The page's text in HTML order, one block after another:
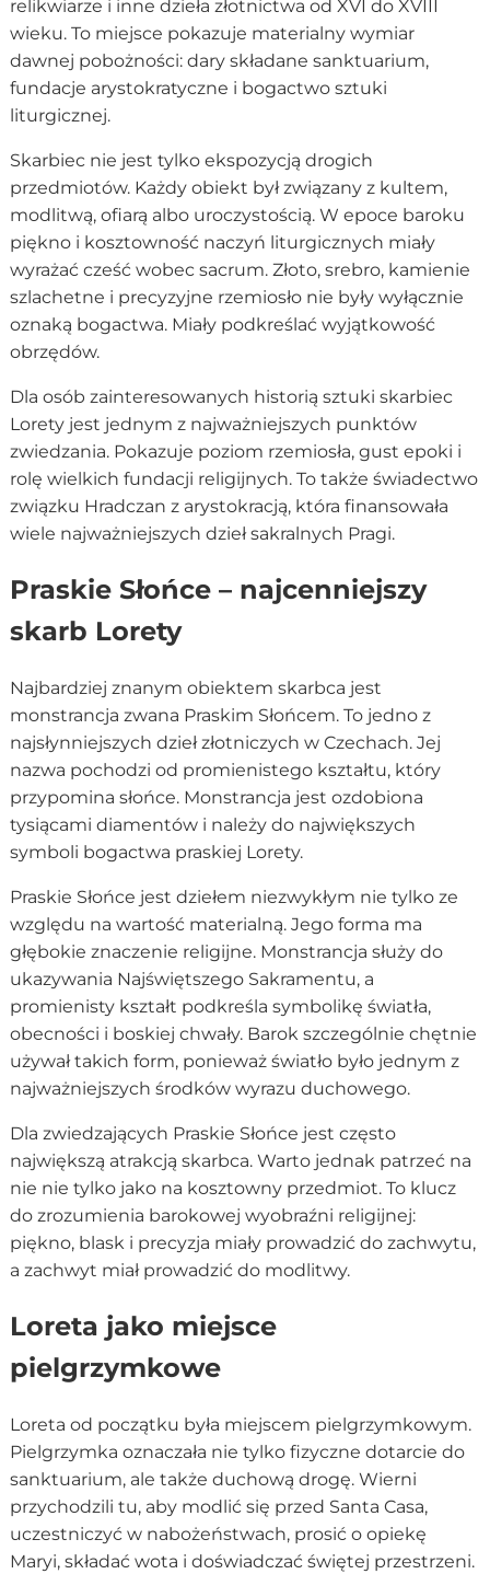
relikwiarze i inne dzieła złotnictwa od XVI do XVIII
wieku. To miejsce pokazuje materialny wymiar
dawnej pobożności: dary składane sanktuarium,
fundacje arystokratyczne i bogactwo sztuki
liturgicznej.
Skarbiec nie jest tylko ekspozycją drogich
przedmiotów. Każdy obiekt był związany z kultem,
modlitwą, ofiarą albo uroczystością. W epoce baroku
piękno i kosztowność naczyń liturgicznych miały
wyrażać cześć wobec sacrum. Złoto, srebro, kamienie
szlachetne i precyzyjne rzemiosło nie były wyłącznie
oznaką bogactwa. Miały podkreślać wyjątkowość
obrzędów.
Dla osób zainteresowanych historią sztuki skarbiec
Lorety jest jednym z najważniejszych punktów
zwiedzania. Pokazuje poziom rzemiosła, gust epoki i
rolę wielkich fundacji religijnych. To także świadectwo
związku Hradczan z arystokracją, która finansowała
wiele najważniejszych dzieł sakralnych Pragi.
Praskie Słońce – najcenniejszy
skarb Lorety
Najbardziej znanym obiektem skarbca jest
monstrancja zwana Praskim Słońcem. To jedno z
najsłynniejszych dzieł złotniczych w Czechach. Jej
nazwa pochodzi od promienistego kształtu, który
przypomina słońce. Monstrancja jest ozdobiona
tysiącami diamentów i należy do największych
symboli bogactwa praskiej Lorety.
Praskie Słońce jest dziełem niezwykłym nie tylko ze
względu na wartość materialną. Jego forma ma
głębokie znaczenie religijne. Monstrancja służy do
ukazywania Najświętszego Sakramentu, a
promienisty kształt podkreśla symbolikę światła,
obecności i boskiej chwały. Barok szczególnie chętnie
używał takich form, ponieważ światło było jednym z
najważniejszych środków wyrazu duchowego.
Dla zwiedzających Praskie Słońce jest często
największą atrakcją skarbca. Warto jednak patrzeć na
nie nie tylko jako na kosztowny przedmiot. To klucz
do zrozumienia barokowej wyobraźni religijnej:
piękno, blask i precyzja miały prowadzić do zachwytu,
a zachwyt miał prowadzić do modlitwy.
Loreta jako miejsce
pielgrzymkowe
Loreta od początku była miejscem pielgrzymkowym.
Pielgrzymka oznaczała nie tylko fizyczne dotarcie do
sanktuarium, ale także duchową drogę. Wierni
przychodzili tu, aby modlić się przed Santa Casa,
uczestniczyć w nabożeństwach, prosić o opiekę
Maryi, składać wota i doświadczać świętej przestrzeni.